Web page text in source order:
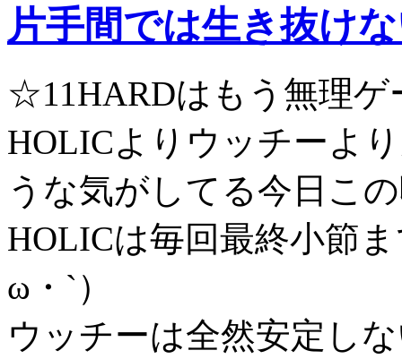
片手間では生き抜け
☆11HARDはもう無理
HOLICよりウッチーよ
うな気がしてる今日こ
HOLICは毎回最終小節
ω・`）
ウッチーは全然安定し